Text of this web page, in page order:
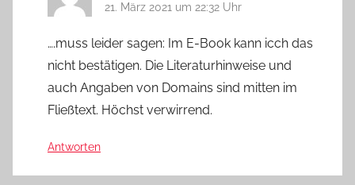
21. März 2021 um 22:32 Uhr
….muss leider sagen: Im E-Book kann icch das
nicht bestätigen. Die Literaturhinweise und
auch Angaben von Domains sind mitten im
Fließtext. Höchst verwirrend.
Antworten